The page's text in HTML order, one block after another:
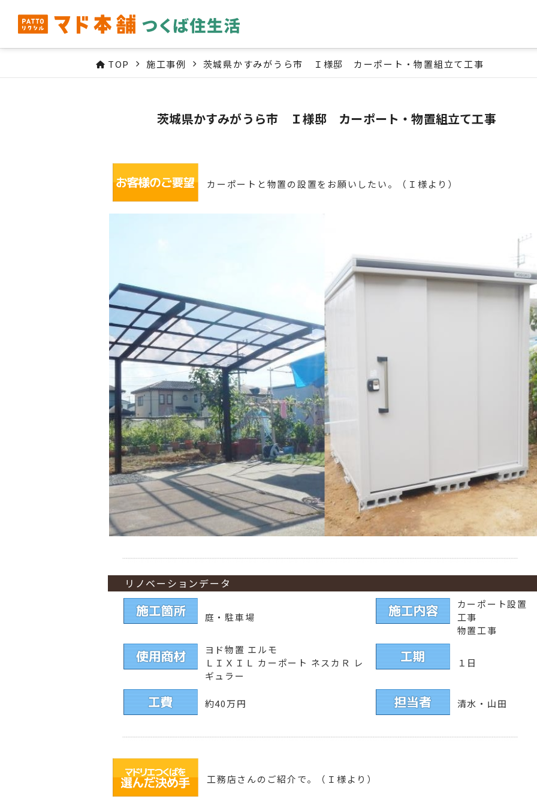
TOP 施工事例 茨城県かすみがうら市 Ｉ様邸 カーポート・物置組立て工事
茨城県かすみがうら市 Ｉ様邸 カーポート・物置組立て工事
カーポートと物置の設置をお願いしたい。（Ｉ様より）
リノベーションデータ
庭・駐車場
カーポート設置
工事
物置工事
ヨド物置 エルモ
ＬＩＸＩＬ カーポート ネスカＲ レ
ギュラー
１日
約40万円 清水・山田
工務店さんのご紹介で。（Ｉ様より）